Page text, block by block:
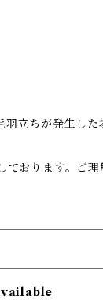
立ちが発生し
おります。ご理